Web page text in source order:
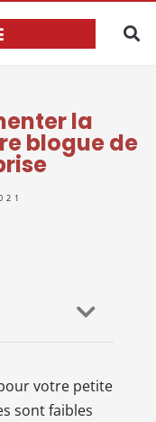
la
blogue de
votre petite
sont faibles